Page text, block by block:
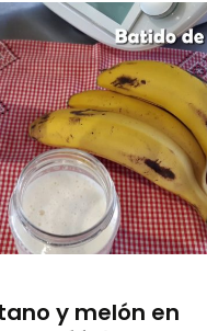
y melón en